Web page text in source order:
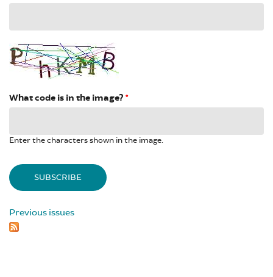
What code is in the image? *
Enter the characters shown in the image.
Previous issues